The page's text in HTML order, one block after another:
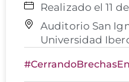
Realizado el 11
Auditorio San
Universidad